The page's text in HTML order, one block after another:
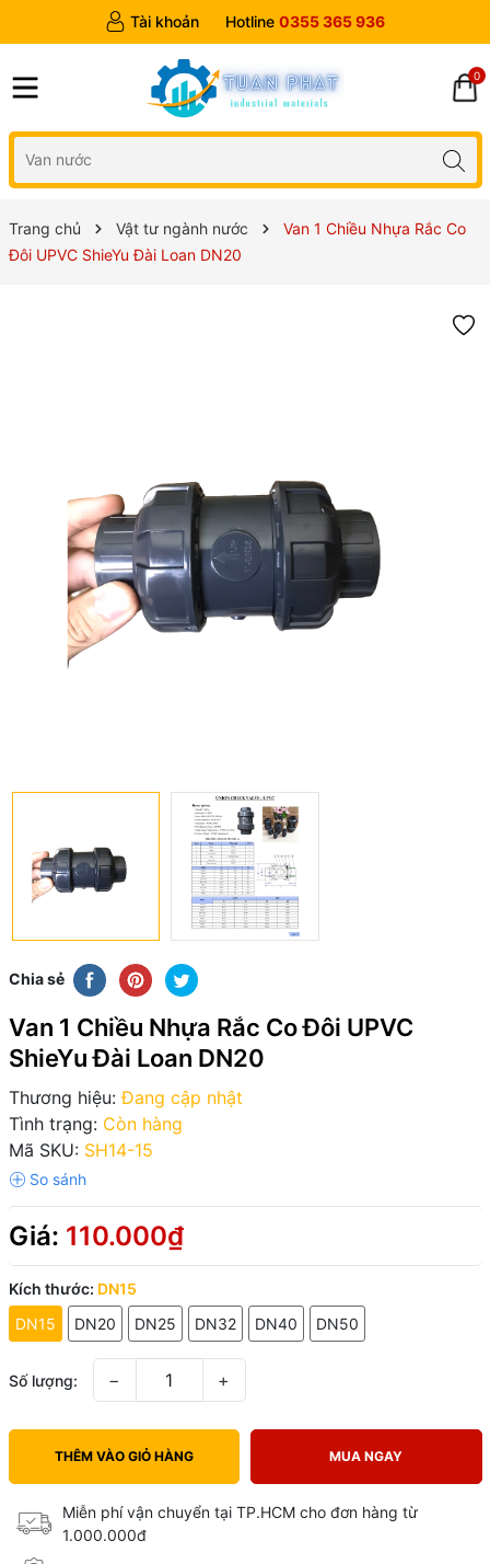
Tài khoản Hotline 0355 365 936
0
Trang chủ Vật tư ngành nước
Van 1 Chiều Nhựa Rắc Co
Đôi UPVC ShieYu Đài Loan DN20
Chia sẻ
Van 1 Chiều Nhựa Rắc Co Đôi UPVC
ShieYu Đài Loan DN20
Thương hiệu: Đang cập nhật
Tình trạng: Còn hàng
Mã SKU: SH14-15
Giá: 110.000₫
Kích thước: DN15
DN15
DN20 DN25 DN32 DN40 DN50
Số lượng: − +
THÊM VÀO GIỎ HÀNG MUA NGAY
Miễn phí vận chuyển tại TP.HCM cho đơn hàng từ
1.000.000đ